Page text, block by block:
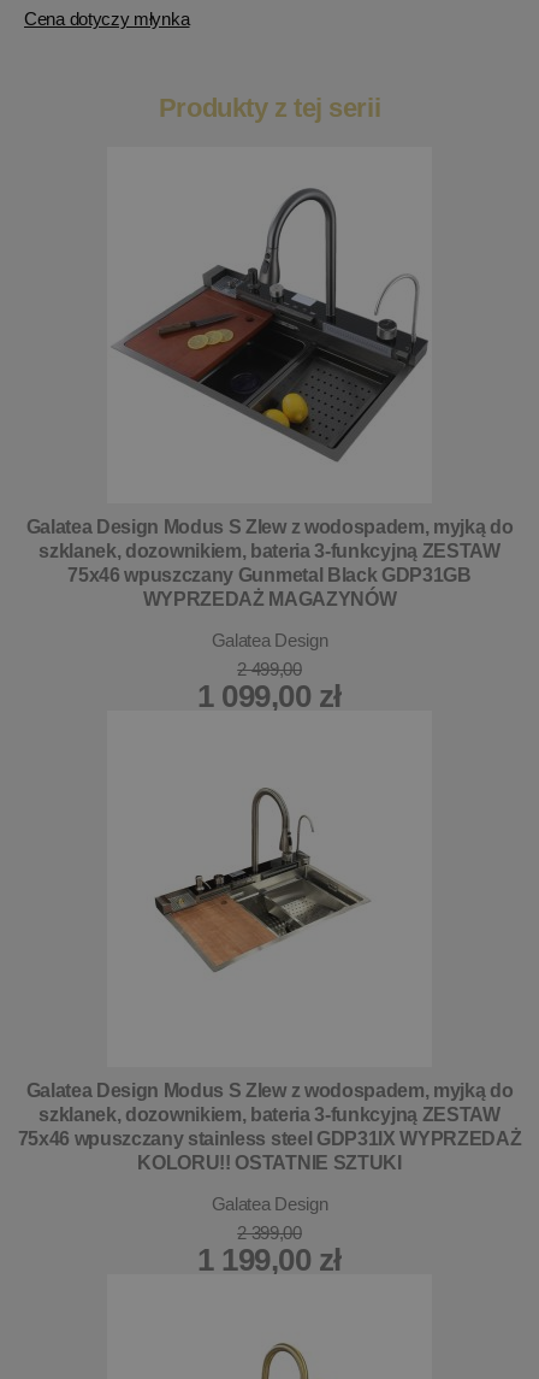
Cena dotyczy młynka
Produkty z tej serii
Galatea Design Modus S Zlew z wodospadem, myjką do
szklanek, dozownikiem, bateria 3-funkcyjną ZESTAW
75x46 wpuszczany Gunmetal Black GDP31GB
WYPRZEDAŻ MAGAZYNÓW
Galatea Design
2 499,00
1 099,00 zł
Galatea Design Modus S Zlew z wodospadem, myjką do
szklanek, dozownikiem, bateria 3-funkcyjną ZESTAW
75x46 wpuszczany stainless steel GDP31IX WYPRZEDAŻ
KOLORU!! OSTATNIE SZTUKI
Galatea Design
2 399,00
1 199,00 zł